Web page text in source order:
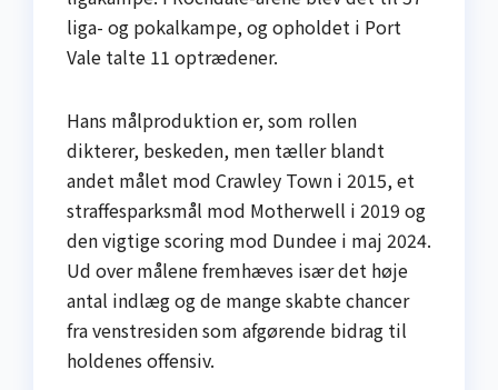
lig­a- og pokalkampe, og opholdet i Port
Vale talte 11 optrædener.
Hans målproduktion er, som rollen
dikterer, beskeden, men tæller blandt
andet målet mod Crawley Town i 2015, et
straffesparksmål mod Motherwell i 2019 og
den vigtige scoring mod Dundee i maj 2024.
Ud over målene fremhæves især det høje
antal indlæg og de mange skabte chancer
fra venstresiden som afgørende bidrag til
holdenes offensiv.